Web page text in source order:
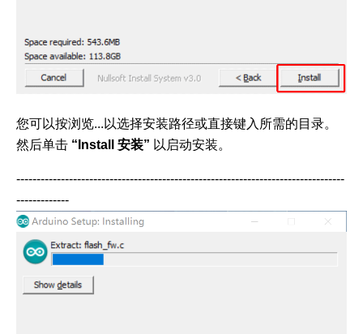
您可以按浏览...以选择安装路径或直接键入所需的目录。
然后单击 “Install 安装” 以启动安装。
---------------------------------------------------------------------------------
-------------